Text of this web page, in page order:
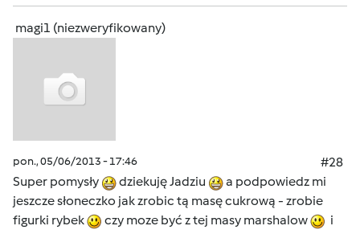
magi1 (niezweryfikowany)
pon., 05/06/2013 - 17:46
#28
Super pomysły
dziekuję Jadziu
a podpowiedz mi
jeszcze słoneczko jak zrobic tą masę cukrową - zrobie
figurki rybek
czy moze być z tej masy marshalow
i